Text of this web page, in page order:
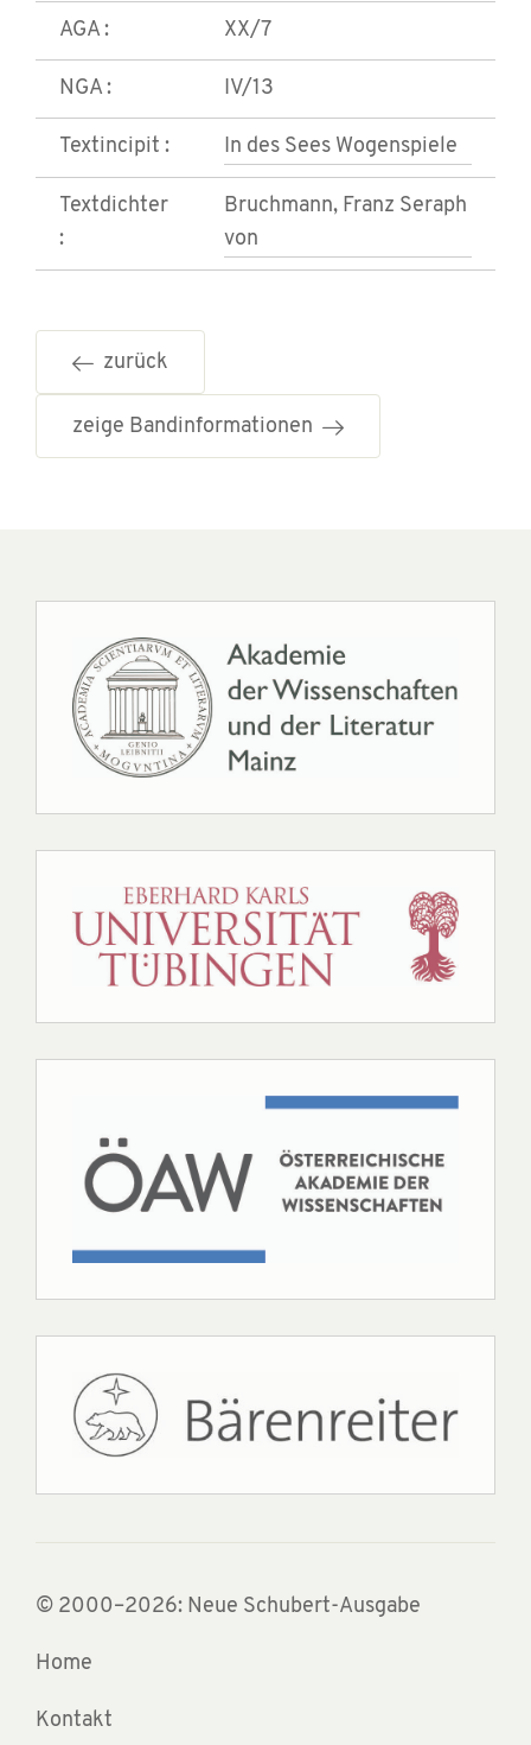
AGA : XX/7
NGA : IV/13
Textincipit : In des Sees Wogenspiele
Textdichter
:
Bruchmann, Franz Seraph
von
zurück
zeige Bandinformationen
© 2000–2026: Neue Schubert-Ausgabe
Home
Kontakt